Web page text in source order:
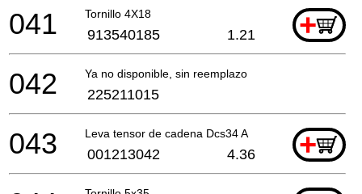
Tornillo 4X18 +
041 913540185 1.21
Ya no disponible, sin reemplazo
042 225211015
Leva tensor de cadena Dcs34 A +
043 001213042 4.36